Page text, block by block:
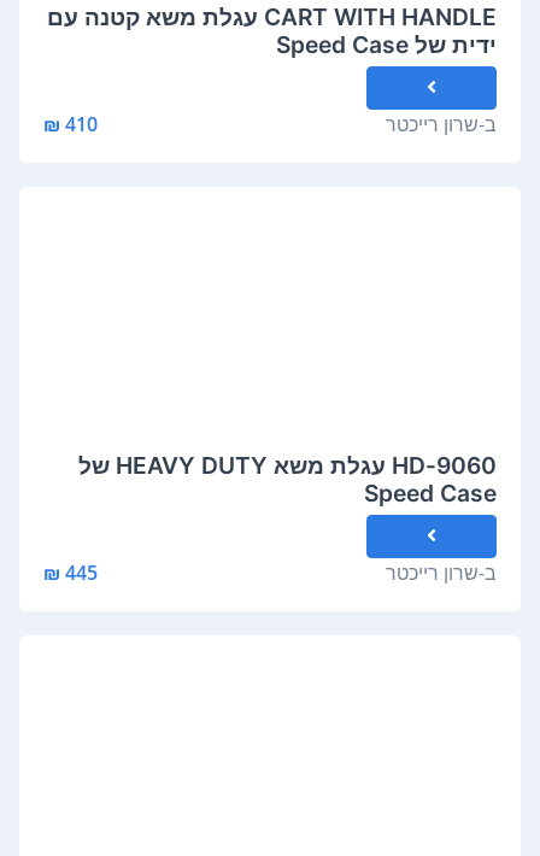
CART WITH HANDLE עגלת משא קטנה עם
ידית של Speed Case
ב-שרון רייכטר 410 ₪
9060-HD עגלת משא HEAVY DUTY של
Speed Case
ב-שרון רייכטר 445 ₪